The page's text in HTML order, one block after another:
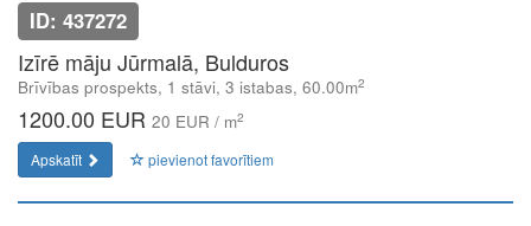
ID: 437272
Izīrē māju Jūrmalā, Bulduros
Brīvības prospekts, 1 stāvi, 3 istabas, 60.00m2
1200.00 EUR 20 EUR / m2
Apskatīt pievienot favorītiem